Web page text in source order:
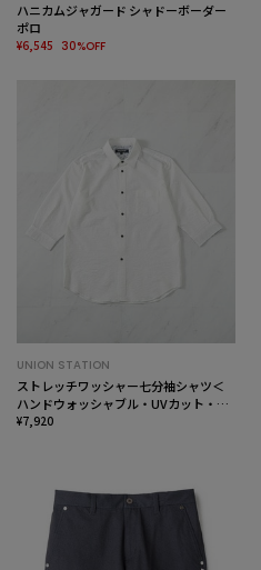
ハニカムジャガード シャドーボーダー
ポロ
¥6,545 30%OFF
UNION STATION
ストレッチワッシャー七分袖シャツ＜
ハンドウォッシャブル・UVカット・抗
菌＞
¥7,920